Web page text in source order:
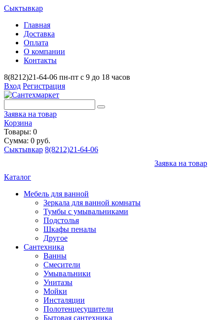
Сыктывкар
Главная
Доставка
Оплата
О компании
Контакты
8(8212)21-64-06 пн-пт с 9 до 18 часов
Вход Регистрация
Заявка на товар
Корзина
Товары: 0
Сумма: 0 руб.
Сыктывкар 8(8212)21-64-06
Заявка на товар
Каталог
Мебель для ванной
Зеркала для ванной комнаты
Тумбы с умывальниками
Подстолья
Шкафы пеналы
Другое
Сантехника
Ванны
Смесители
Умывальники
Унитазы
Мойки
Инсталяции
Полотенцесушители
Бытовая сантехника